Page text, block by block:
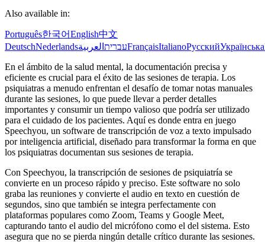
Also available in:
Português한국어English中文
DeutschNederlands עברית العربية FrançaisItalianoРусскийУкраїнська
En el ámbito de la salud mental, la documentación precisa y
eficiente es crucial para el éxito de las sesiones de terapia. Los
psiquiatras a menudo enfrentan el desafío de tomar notas manuales
durante las sesiones, lo que puede llevar a perder detalles
importantes y consumir un tiempo valioso que podría ser utilizado
para el cuidado de los pacientes. Aquí es donde entra en juego
Speechyou, un software de transcripción de voz a texto impulsado
por inteligencia artificial, diseñado para transformar la forma en que
los psiquiatras documentan sus sesiones de terapia.
Con Speechyou, la transcripción de sesiones de psiquiatría se
convierte en un proceso rápido y preciso. Este software no solo
graba las reuniones y convierte el audio en texto en cuestión de
segundos, sino que también se integra perfectamente con
plataformas populares como Zoom, Teams y Google Meet,
capturando tanto el audio del micrófono como el del sistema. Esto
asegura que no se pierda ningún detalle crítico durante las sesiones.